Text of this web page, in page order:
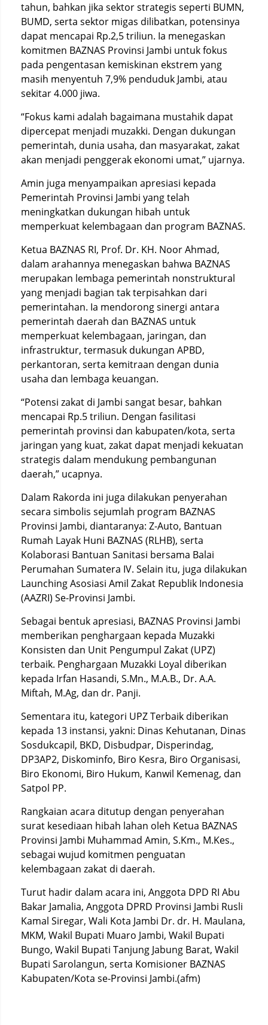
tahun, bahkan jika sektor strategis seperti BUMN,
BUMD, serta sektor migas dilibatkan, potensinya
dapat mencapai Rp.2,5 triliun. Ia menegaskan
komitmen BAZNAS Provinsi Jambi untuk fokus
pada pengentasan kemiskinan ekstrem yang
masih menyentuh 7,9% penduduk Jambi, atau
sekitar 4.000 jiwa.
“Fokus kami adalah bagaimana mustahik dapat
dipercepat menjadi muzakki. Dengan dukungan
pemerintah, dunia usaha, dan masyarakat, zakat
akan menjadi penggerak ekonomi umat,” ujarnya.
Amin juga menyampaikan apresiasi kepada
Pemerintah Provinsi Jambi yang telah
meningkatkan dukungan hibah untuk
memperkuat kelembagaan dan program BAZNAS.
Ketua BAZNAS RI, Prof. Dr. KH. Noor Ahmad,
dalam arahannya menegaskan bahwa BAZNAS
merupakan lembaga pemerintah nonstruktural
yang menjadi bagian tak terpisahkan dari
pemerintahan. Ia mendorong sinergi antara
pemerintah daerah dan BAZNAS untuk
memperkuat kelembagaan, jaringan, dan
infrastruktur, termasuk dukungan APBD,
perkantoran, serta kemitraan dengan dunia
usaha dan lembaga keuangan.
“Potensi zakat di Jambi sangat besar, bahkan
mencapai Rp.5 triliun. Dengan fasilitasi
pemerintah provinsi dan kabupaten/kota, serta
jaringan yang kuat, zakat dapat menjadi kekuatan
strategis dalam mendukung pembangunan
daerah,” ucapnya.
Dalam Rakorda ini juga dilakukan penyerahan
secara simbolis sejumlah program BAZNAS
Provinsi Jambi, diantaranya: Z-Auto, Bantuan
Rumah Layak Huni BAZNAS (RLHB), serta
Kolaborasi Bantuan Sanitasi bersama Balai
Perumahan Sumatera IV. Selain itu, juga dilakukan
Launching Asosiasi Amil Zakat Republik Indonesia
(AAZRI) Se-Provinsi Jambi.
Sebagai bentuk apresiasi, BAZNAS Provinsi Jambi
memberikan penghargaan kepada Muzakki
Konsisten dan Unit Pengumpul Zakat (UPZ)
terbaik. Penghargaan Muzakki Loyal diberikan
kepada Irfan Hasandi, S.Mn., M.A.B., Dr. A.A.
Miftah, M.Ag, dan dr. Panji.
Sementara itu, kategori UPZ Terbaik diberikan
kepada 13 instansi, yakni: Dinas Kehutanan, Dinas
Sosdukcapil, BKD, Disbudpar, Disperindag,
DP3AP2, Diskominfo, Biro Kesra, Biro Organisasi,
Biro Ekonomi, Biro Hukum, Kanwil Kemenag, dan
Satpol PP.
Rangkaian acara ditutup dengan penyerahan
surat kesediaan hibah lahan oleh Ketua BAZNAS
Provinsi Jambi Muhammad Amin, S.Km., M.Kes.,
sebagai wujud komitmen penguatan
kelembagaan zakat di daerah.
Turut hadir dalam acara ini, Anggota DPD RI Abu
Bakar Jamalia, Anggota DPRD Provinsi Jambi Rusli
Kamal Siregar, Wali Kota Jambi Dr. dr. H. Maulana,
MKM, Wakil Bupati Muaro Jambi, Wakil Bupati
Bungo, Wakil Bupati Tanjung Jabung Barat, Wakil
Bupati Sarolangun, serta Komisioner BAZNAS
Kabupaten/Kota se-Provinsi Jambi.(afm)